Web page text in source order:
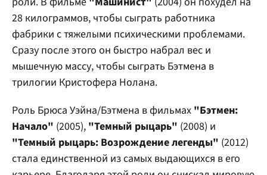
28 килограммов, чтобы сыграть работника
фабрики с тяжелыми психическими проблемами.
Сразу после этого он быстро набрал вес и
мышечную массу, чтобы сыграть Бэтмена в
трилогии Кристофера Нолана.
Роль Брюса Уэйна/Бэтмена в фильмах "Бэтмен:
Начало" (2005), "Темный рыцарь" (2008) и
"Темный рыцарь: Возрождение легенды" (2012)
стала единственной из самых выдающихся в его